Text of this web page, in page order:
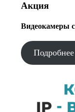
Акция
Видеокамеры
Подробнее